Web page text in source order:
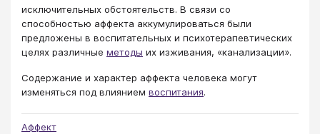
исключительных обстоятельств. В связи со
способностью аффекта аккумулироваться были
предложены в воспитательных и психотерапевтических
целях различные методы их изживания, «канализации».
Содержание и характер аффекта человека могут
изменяться под влиянием воспитания.
Аффект